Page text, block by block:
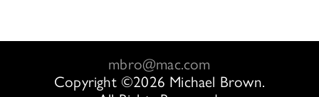
mbro@mac.com
Copyright ©2026 Michael Brown.